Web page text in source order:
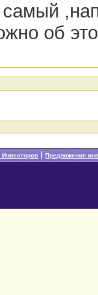
об
Инвесторов|Предложения